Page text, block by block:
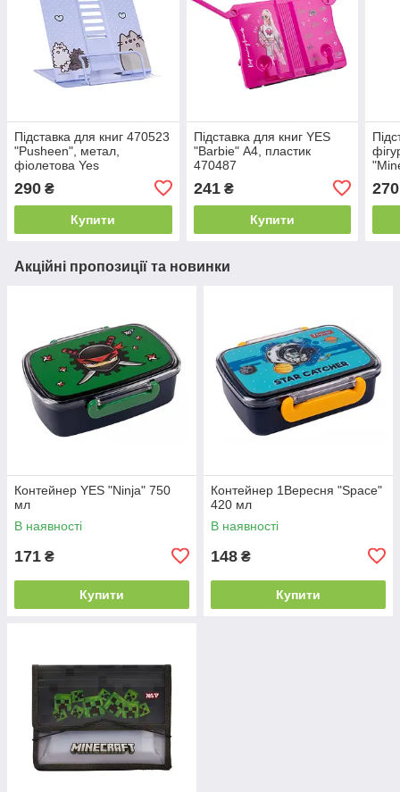
Підставка для книг 470523
"Pusheen", метал,
фіолетова Yes
290 ₴
Купити
Підставка для книг YES
"Barbie" А4, пластик
470487
241₴
Купити
270
Акційні пропозиції та новинки
Контeйнер YES "Ninja" 750
мл
В наявності
171 ₴
Купити
Контeйнер 1Вересня "Space"
420 мл
В наявності
148 ₴
Купити